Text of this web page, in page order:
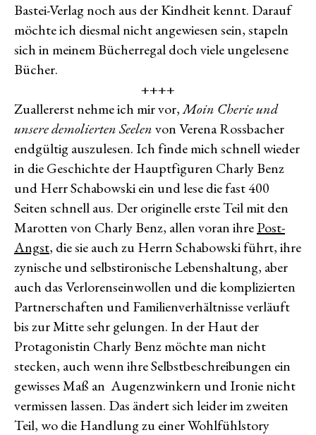
Bastei-Verlag noch aus der Kindheit kennt. Darauf
möchte ich diesmal nicht angewiesen sein, stapeln
sich in meinem Bücherregal doch viele ungelesene
Bücher.
++++
Zuallererst nehme ich mir vor,Moin Cherie und
unsere demolierten Seelenvon Verena Rossbacher
endgültig auszulesen. Ich finde mich schnell wieder
in die Geschichte der Hauptfiguren Charly Benz
und Herr Schabowski ein und lese die fast 400
Seiten schnell aus. Der originelle erste Teil mit den
Marotten von Charly Benz, allen voran ihrePost-
Angst, die sie auch zu Herrn Schabowski führt, ihre
zynische und selbstironische Lebenshaltung, aber
auch das Verlorenseinwollen und die komplizierten
Partnerschaften und Familienverhältnisse verläuft
bis zur Mitte sehr gelungen. In der Haut der
Protagonistin Charly Benz möchte man nicht
stecken, auch wenn ihre Selbstbeschreibungen ein
gewisses Maß an Augenzwinkern und Ironie nicht
vermissen lassen. Das ändert sich leider im zweiten
Teil, wo die Handlung zu einer Wohlfühlstory